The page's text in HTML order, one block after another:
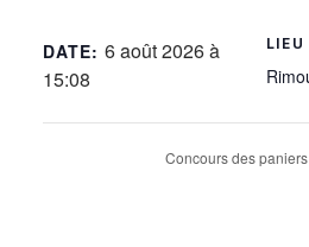
DATE:6 août 2026 à
15:08
LIEU
Concours des